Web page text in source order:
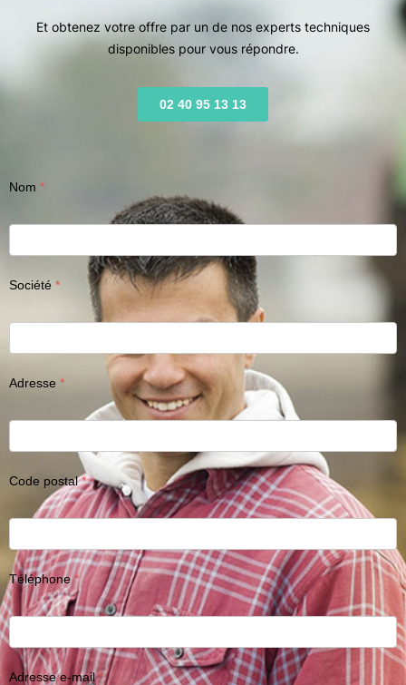
Et obtenez votre offre par un de nos experts techniques
disponibles pour vous répondre.
02 40 95 13 13
Nom
Société
Adresse
Code postal
Téléphone
Adresse e-mail